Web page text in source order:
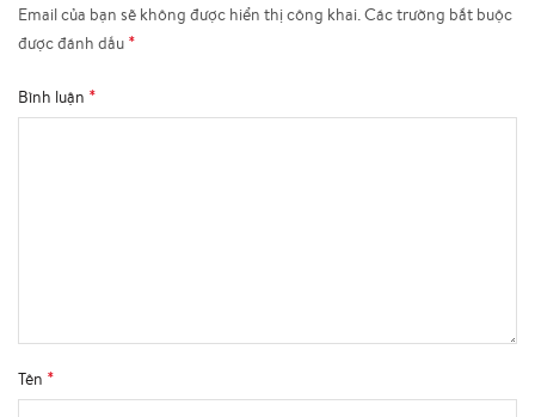
Email của bạn sẽ không được hiển thị công khai.Các trường bắt buộc
được đánh dấu *
Bình luận *
Tên *